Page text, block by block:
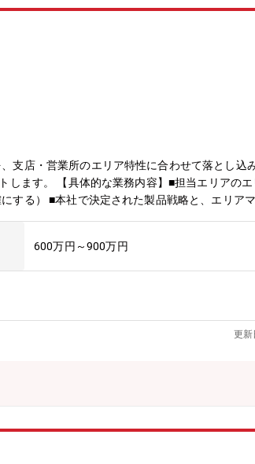
支店・営業所のエリア特性に合わせて落とし込
します。 【具体的な業務内容】■担当エリアの
する） ■本社で決定された製品戦略と、エリアマ
（主に同行）を通じたトレーニングにより、パ
600万円～900万円
更